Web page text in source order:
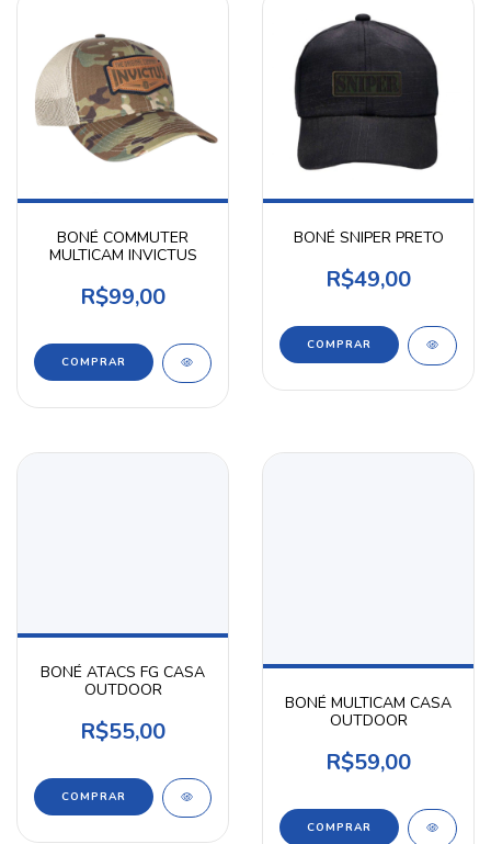
BONÉ COMMUTER
MULTICAM INVICTUS
R$99,00
BONÉ SNIPER PRETO
R$49,00
BONÉ ATACS FG CASA
OUTDOOR
R$55,00
BONÉ MULTICAM CASA
OUTDOOR
R$59,00